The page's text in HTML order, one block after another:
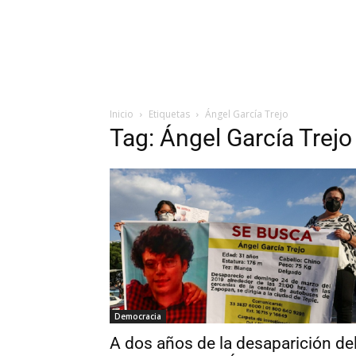
Inicio Etiquetas Ángel García Trejo
Tag: Ángel García Trejo
Democracia
A dos años de la desaparición